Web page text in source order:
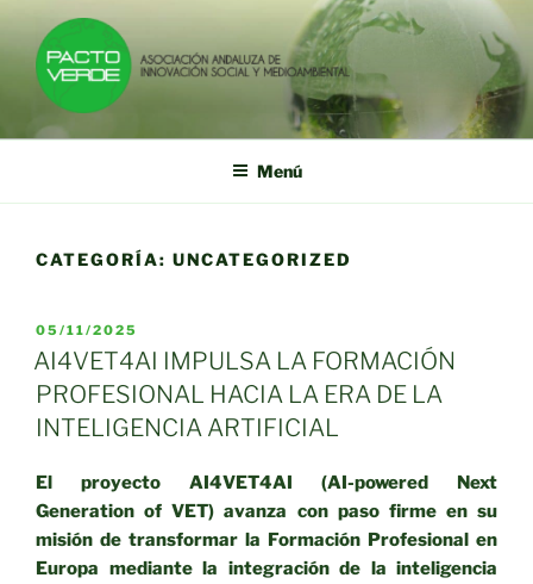
contenido
PACTO VERDE
Asociación Andaluza de Innovación Social y Medioambiental
Menú
CATEGORÍA: UNCATEGORIZED
PUBLICADO
EL
05/11/2025
AI4VET4AI IMPULSA LA FORMACIÓN
PROFESIONAL HACIA LA ERA DE LA
INTELIGENCIA ARTIFICIAL
El proyecto AI4VET4AI (AI-powered Next
Generation of VET) avanza con paso firme en su
misión de transformar la Formación Profesional en
Europa mediante la integración de la inteligencia